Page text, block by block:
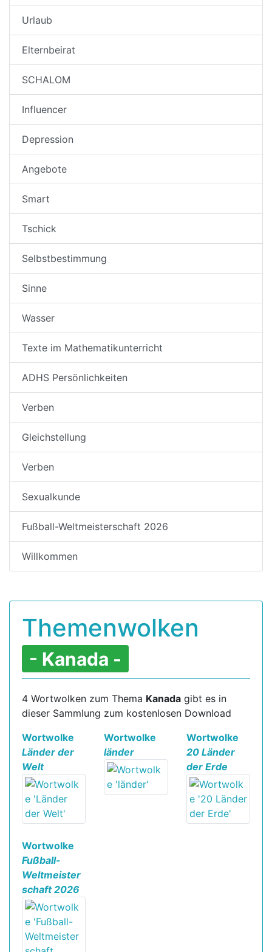
Urlaub
Elternbeirat
SCHALOM
Influencer
Depression
Angebote
Smart
Tschick
Selbstbestimmung
Sinne
Wasser
Texte im Mathematikunterricht
ADHS Persönlichkeiten
Verben
Gleichstellung
Verben
Sexualkunde
Fußball-Weltmeisterschaft 2026
Willkommen
Themenwolken
- Kanada -
4 Wortwolken zum Thema Kanada gibt es in
dieser Sammlung zum kostenlosen Download
Wortwolke
Länder der
Welt
Wortwolke
länder
Wortwolke
20 Länder
der Erde
Wortwolke
Fußball-
Weltmeister
schaft 2026